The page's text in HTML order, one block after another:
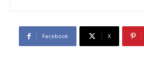
Facebook X